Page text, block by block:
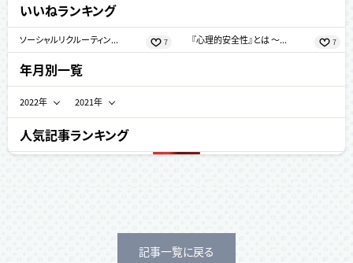
いいねランキング
ソーシャルリクルーティン... 7 『心理的安全性』とは ～... 7
年月別一覧
2022年
6月 (4)
5月 (1)
2021年
12月 (4)
11月 (5)
人気記事ランキング
記事一覧に戻る